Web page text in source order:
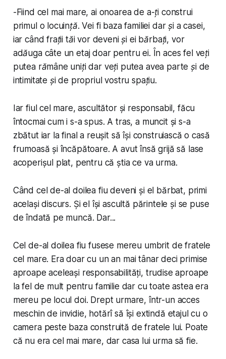
-Fiind cel mai mare, ai onoarea de a-ți construi
primul o locuință. Vei fi baza familiei dar și a casei,
iar când frații tăi vor deveni și ei bărbați, vor
adăuga câte un etaj doar pentru ei. În aces fel veți
putea rămâne uniți dar veți putea avea parte și de
intimitate și de propriul vostru spațiu.
Iar fiul cel mare, ascultător și responsabil, făcu
întocmai cum i s-a spus. A tras, a muncit și s-a
zbătut iar la final a reușit să își construiască o casă
frumoasă și încăpătoare. A avut însă grijă să lase
acoperișul plat, pentru că știa ce va urma.
Când cel de-al doilea fiu deveni și el bărbat, primi
același discurs. Și el își ascultă părintele și se puse
de îndată pe muncă. Dar...
Cel de-al doilea fiu fusese mereu umbrit de fratele
cel mare. Era doar cu un an mai tânar deci primise
aproape aceleași responsabilități, trudise aproape
la fel de mult pentru familie dar cu toate astea era
mereu pe locul doi. Drept urmare, într-un acces
meschin de invidie, hotărî să își extindă etajul cu o
camera peste baza construită de fratele lui. Poate
că nu era cel mai mare, dar casa lui urma să fie.